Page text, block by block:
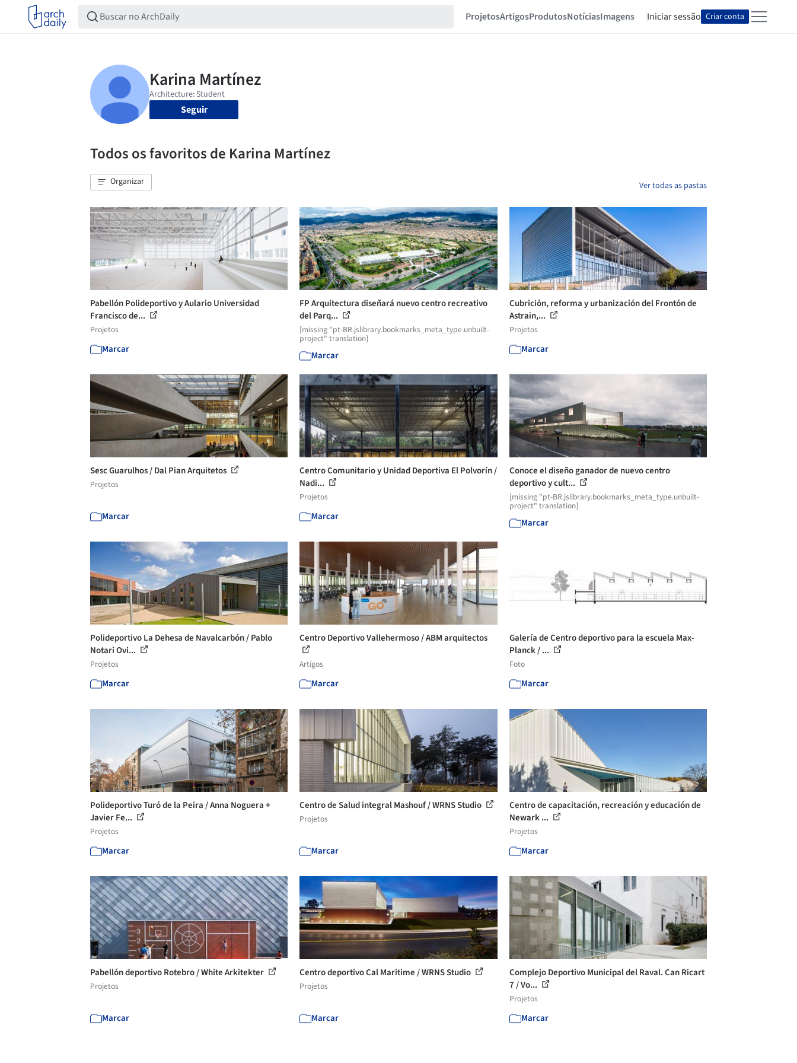
ProjetosArtigosProdutosNotíciasImagens Iniciar sessão Criar conta
Seguir
Todos os favoritos de Karina Martínez
Organizar Ver todas as pastas
Pabellón Polideportivo y Aulario Universidad
Francisco de...
Projetos
Marcar
FP Arquitectura diseñará nuevo centro recreativo
del Parq...
[missing "pt-BR.jslibrary.bookmarks_meta_type.unbuilt-
project" translation]
Marcar
Cubrición, reforma y urbanización del Frontón de
Astrain,...
Projetos
Marcar
Sesc Guarulhos / Dal Pian Arquitetos
Projetos
Marcar
Centro Comunitario y Unidad Deportiva El Polvorín /
Nadi...
Projetos
Marcar
Conoce el diseño ganador de nuevo centro
deportivo y cult...
[missing "pt-BR.jslibrary.bookmarks_meta_type.unbuilt-
project" translation]
Marcar
Polideportivo La Dehesa de Navalcarbón / Pablo
Notari Ovi...
Projetos
Marcar
Centro Deportivo Vallehermoso / ABM arquitectos
Artigos
Marcar
Galería de Centro deportivo para la escuela Max-
Planck / ...
Foto
Marcar
Polideportivo Turó de la Peira / Anna Noguera +
Javier Fe...
Projetos
Marcar
Centro de Salud integral Mashouf / WRNS Studio
Projetos
Marcar
Centro de capacitación, recreación y educación de
Newark ...
Projetos
Marcar
Pabellón deportivo Rotebro / White Arkitekter
Projetos
Marcar
Centro deportivo Cal Maritime / WRNS Studio
Projetos
Marcar
Complejo Deportivo Municipal del Raval. Can Ricart
7 / Vo...
Projetos
Marcar